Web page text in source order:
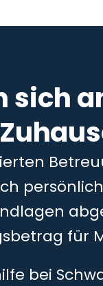
sich
bei